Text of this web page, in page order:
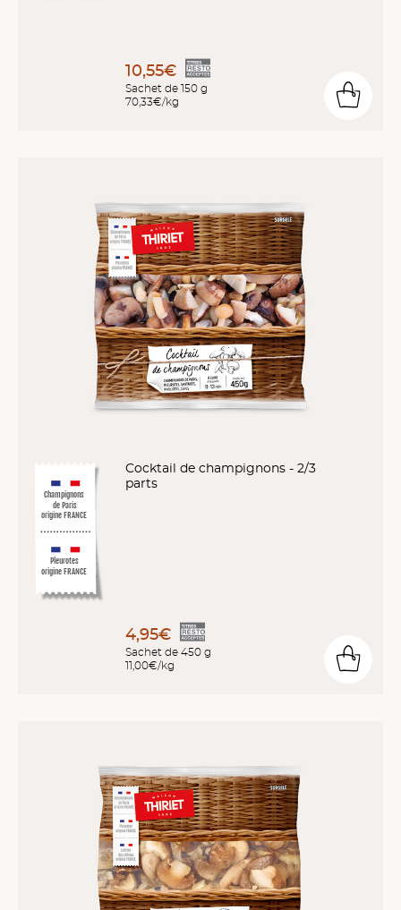
10,55€
Sachet de 150 g
70,33€/kg
Champignons
de Paris
origine FRANCE
Pleurotes
origine FRANCE
Cocktail de champignons - 2/3
parts
4,95€
Sachet de 450 g
11,00€/kg